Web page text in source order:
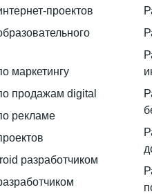
проектов
маркетингу
продажам digital
рекламе
разработчиком